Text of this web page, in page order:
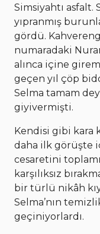
Simsiyahtı asfalt.
yıpranmış
gördü.
numaradaki
alınca içine
geçen yıl çöp
Selma tamam
giyivermişti.
Kendisi gibi kara
daha ilk görüşte
cesaretini
karşılıksız
bir türlü nikâh
Selma’nın
geçiniyorlardı.